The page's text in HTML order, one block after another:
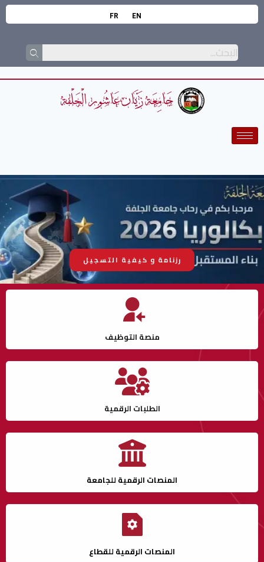
EN
FR
رزنامة و كيفية التسجيل
منصة التوظيف
الطلبات الرقمية
المنصات الرقمية للجامعة
المنصات الرقمية للقطاع